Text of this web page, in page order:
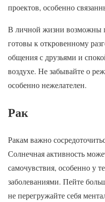
проектов, особенно
В личной жизни возможны
готовы к откровенному
общения с друзьями и
воздухе. Не забывайте о
особенно нежелателен.
Рак
Ракам важно
Солнечная активность
самочувствия, особенно у
заболеваниями. Пейте
не перегружайте себя